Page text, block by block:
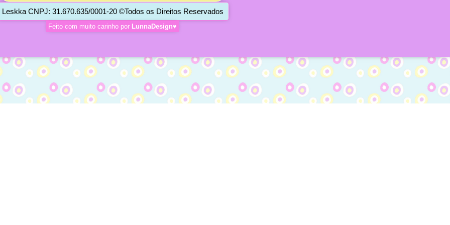
Leskka CNPJ: 31.670.635/0001-20 ©Todos os Direitos Reservados
Feito com muito carinho por LunnaDesign♥